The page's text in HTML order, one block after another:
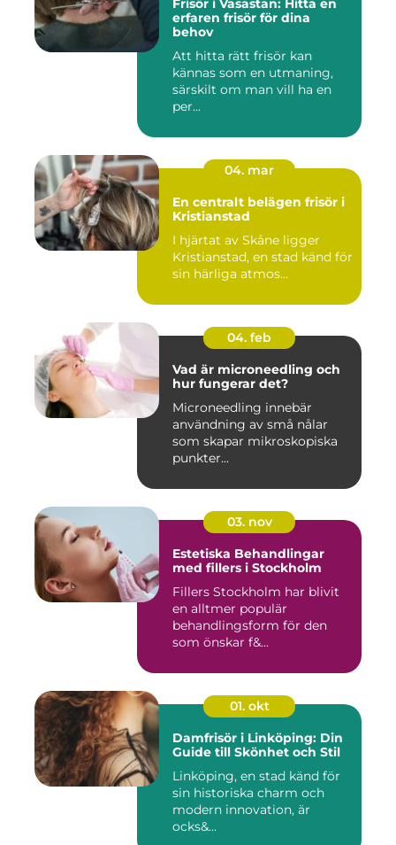
Frisör i Vasastan: Hitta en
erfaren frisör för dina
behov
Att hitta rätt frisör kan
kännas som en utmaning,
särskilt om man vill ha en
per...
04. mar
En centralt belägen frisör i
Kristianstad
I hjärtat av Skåne ligger
Kristianstad, en stad känd för
sin härliga atmos...
04. feb
Vad är microneedling och
hur fungerar det?
Microneedling innebär
användning av små nålar
som skapar mikroskopiska
punkter...
03. nov
Estetiska Behandlingar
med fillers i Stockholm
Fillers Stockholm har blivit
en alltmer populär
behandlingsform för den
som önskar f&...
01. okt
Damfrisör i Linköping: Din
Guide till Skönhet och Stil
Linköping, en stad känd för
sin historiska charm och
modern innovation, är
ocks&...